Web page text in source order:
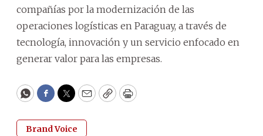
compañías por la modernización de las
operaciones logísticas en Paraguay, a través de
tecnología, innovación y un servicio enfocado en
generar valor para las empresas.
WhatsApp
Facebook
Twitter
EmailCopyPrint
Brand Voice